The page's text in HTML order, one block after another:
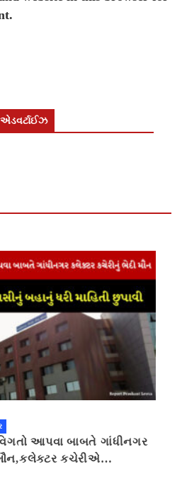
એડવર્ટાઈઝ
આપવા બાબતે ગાંધીનગર
કચેરીએ